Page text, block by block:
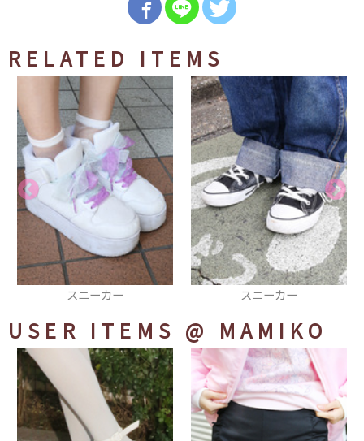
RELATED ITEMS
スニーカー つけ襟
USER ITEMS @ MAMIKO